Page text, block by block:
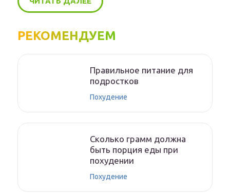
РЕКОМЕНДУЕМ
Правильное питание для
подростков
Похудение
Сколько грамм должна
быть порция еды при
похудении
Похудение